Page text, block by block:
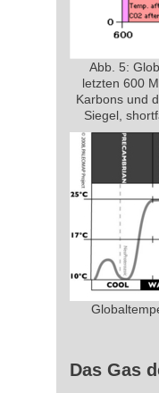
Abb. 5:
letzten 600
Karbons und
Siegel,
Das Gas